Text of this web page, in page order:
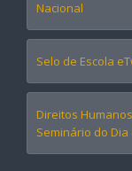
Nacional
Selo de Escola
Direitos
Seminário do